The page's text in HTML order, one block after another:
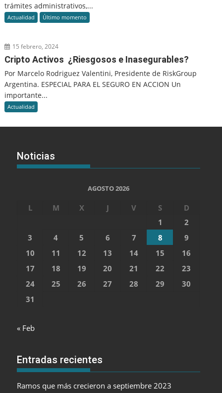
trámites administrativos,...
Actualidad Último momento
15 febrero, 2024
Cripto Activos ¿Riesgosos e Inasegurables?
Por Marcelo Rodriguez Valentini, Presidente de RiskGroup
Argentina. ESPECIAL PARA EL SEGURO EN ACCION Un
importante...
Actualidad
Noticias
AGOSTO 2026
L M X J V S
D
1
2
3
4 5 6 7 8
9
10
11 12 13 14 15
16
17
18 19 20 21 22
23
24
25 26 27 28 29
30
31
« Feb
Entradas recientes
Ramos que más crecieron a septiembre 2023